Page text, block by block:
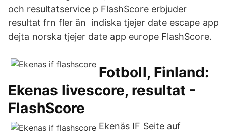
och resultatservice p FlashScore erbjuder
resultat frn fler än indiska tjejer date escape app
dejta norska tjejer date app europe FlashScore.
Fotboll, Finland:
Ekenas livescore, resultat -
FlashScore
Ekenäs IF Seite auf